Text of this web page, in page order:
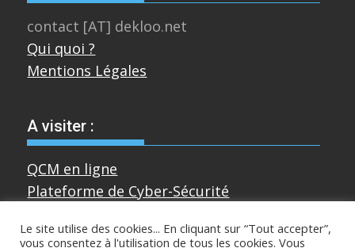
contact [AT] dekloo.net
Qui quoi ?
Mentions Légales
A visiter :
QCM en ligne
Plateforme de Cyber-Sécurité
Le site utilise des cookies... En cliquant sur “Tout accepter”,
vous consentez à l'utilisation de tous les cookies. Vous